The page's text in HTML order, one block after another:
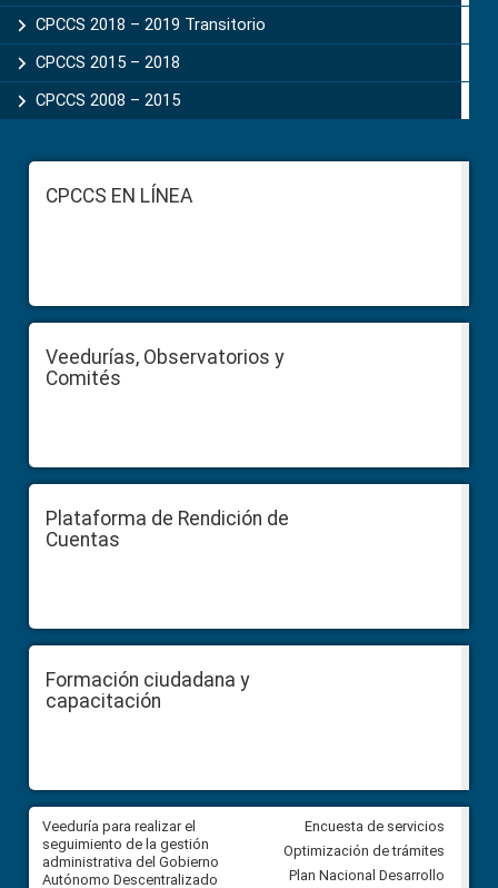
CPCCS 2018 – 2019 Transitorio
CPCCS 2015 – 2018
CPCCS 2008 – 2015
FooterCPCCS EN LÍNEA
Veedurías, Observatorios y
Comités
Plataforma de Rendición de
Cuentas
Formación ciudadana y
capacitación
Veeduría para realizar el
seguimiento de la gestión
administrativa del Gobierno
Autónomo Descentralizado
Veeduría para vigilar los
derivados de la Audiencia
entre el GAD de Ibarra y la
comunidad Urbina, parroquia
Encuesta de servicios
Optimización de trámites
Plan Nacional Desarrollo